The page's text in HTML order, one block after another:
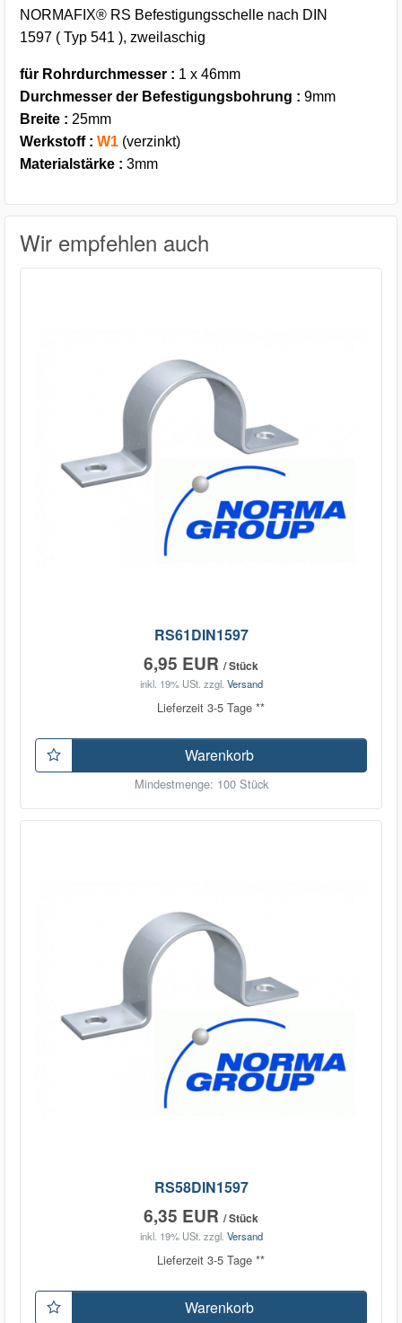
NORMAFIX® RS Befestigungsschelle nach DIN
1597 ( Typ 541 ), zweilaschig
für Rohrdurchmesser : 1 x 46mm
Durchmesser der Befestigungsbohrung : 9mm
Breite : 25mm
Werkstoff : W1 (verzinkt)
Materialstärke : 3mm
Wir empfehlen auch
RS61DIN1597
6,95 EUR / Stück
inkl. 19% USt. zzgl. Versand
Lieferzeit 3-5 Tage **
Warenkorb
Mindestmenge: 100 Stück
RS58DIN1597
6,35 EUR / Stück
inkl. 19% USt. zzgl. Versand
Lieferzeit 3-5 Tage **
Warenkorb